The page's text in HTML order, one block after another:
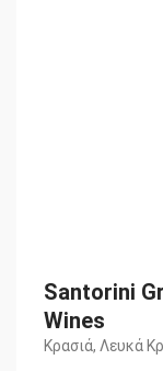
Santorini
Wines
Κρασιά, Λευκά